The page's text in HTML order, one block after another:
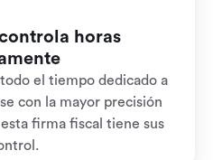
horas
el tiempo dedicado a
con la mayor precisión
firma fiscal tiene sus